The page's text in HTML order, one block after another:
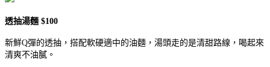
透抽湯麵 $100
新鮮Q彈的透抽，搭配軟硬適中的油麵，湯頭走的是清甜路線，喝起來
清爽不油膩。